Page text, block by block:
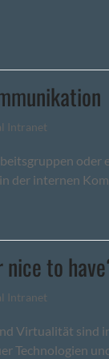
Intranet
oder
in der internen
to
Intranet
Virtualität sind
Technologien